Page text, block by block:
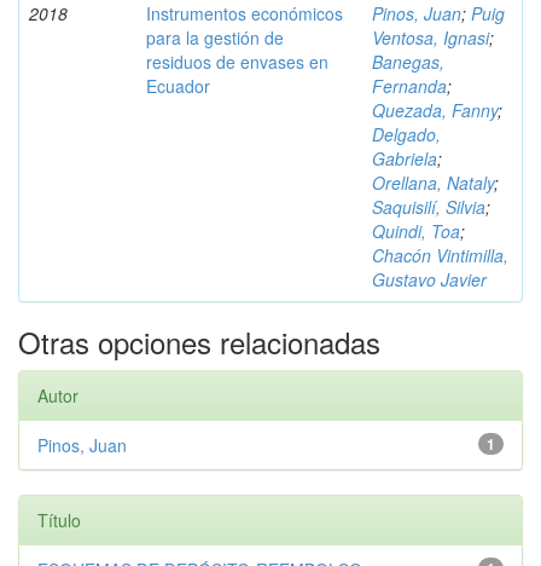
2018
Instrumentos económicos
para la gestión de
residuos de envases en
Ecuador
Pinos, Juan; Puig
Ventosa, Ignasi;
Banegas,
Fernanda;
Quezada, Fanny;
Delgado,
Gabriela;
Orellana, Nataly;
Saquisilí, Silvia;
Quindi, Toa;
Chacón Vintimilla,
Gustavo Javier
Otras opciones relacionadas
Autor
1
Pinos, Juan
Título